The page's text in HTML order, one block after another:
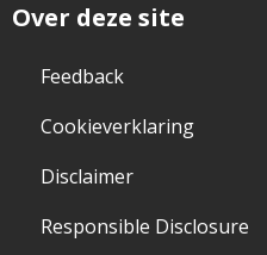
Over deze site
Feedback
Cookieverklaring
Disclaimer
Responsible Disclosure